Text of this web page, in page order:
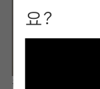
요?
관찰 및 학습